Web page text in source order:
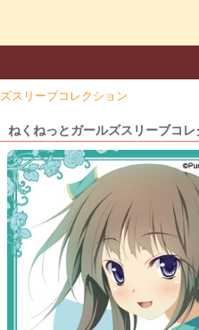
スリーブコレクション
ねくねっとガールズスリーブコ